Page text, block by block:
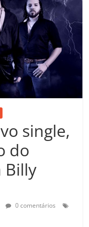
single,
do
Billy
0 comentários